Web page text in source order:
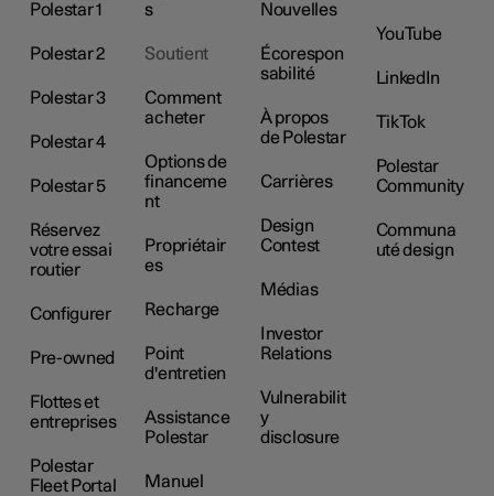
Polestar 1
Polestar 2
Polestar 3
Polestar 4
Polestar 5
Réservez
votre essai
routier
Configurer
Pre-owned
Flottes et
entreprises
Polestar
Fleet Portal
s
Soutient
Comment
acheter
Options de
financeme
nt
Propriétair
es
Recharge
Point
d'entretien
Assistance
Polestar
Manuel
Nouvelles
Écorespon
sabilité
À propos
de Polestar
Carrières
Design
Contest
Médias
Investor
Relations
Vulnerabilit
y
disclosure
YouTube
LinkedIn
TikTok
Polestar
Community
Communa
uté design